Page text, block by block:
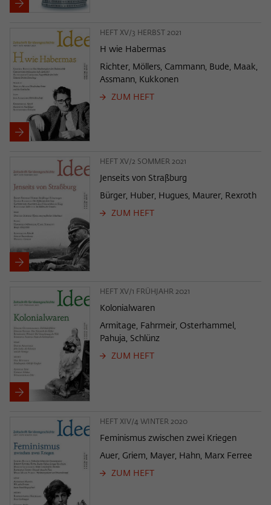
HEFT XV/3 HERBST 2021
H wie Habermas
Richter, Möllers, Cammann, Bude, Maak,
Assmann, Kukkonen
ZUM HEFT
HEFT XV/2 SOMMER 2021
Jenseits von Straßburg
Bürger, Huber, Hugues, Maurer, Rexroth
ZUM HEFT
HEFT XV/1 FRÜHJAHR 2021
Kolonialwaren
Armitage, Fahrmeir, Osterhammel,
Pahuja, Schlünz
ZUM HEFT
HEFT XIV/4 WINTER 2020
Feminismus zwischen zwei Kriegen
Auer, Griem, Mayer, Hahn, Marx Ferree
ZUM HEFT